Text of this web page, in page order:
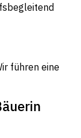
führen eine